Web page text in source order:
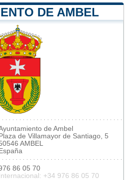
DE AMBEL
de Ambel
de Villamayor de Santiago, 5
AMBEL
86 05 70
+34 976 86 05 70